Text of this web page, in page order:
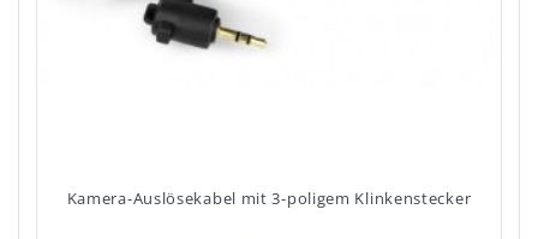
Kamera-Auslösekabel mit 3-poligem Klinkenstecker